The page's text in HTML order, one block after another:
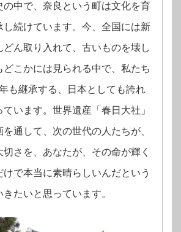
の中で、奈良という町は文化を育
し続けています。今、全国には新
どん取り入れて、古いものを壊し
どこかには見られる中で、私たち
も継承する、日本としても誇れ
います。 世界遺産「春日大社」
通して、次の世代の人たちが、
さを、あなたが、その命が輝く
けで本当に素晴らしいんだという
たいと思っています。